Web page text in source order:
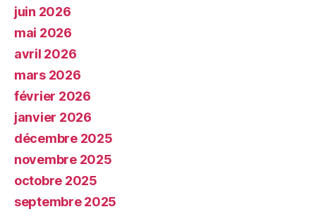
juin 2026
mai 2026
avril 2026
mars 2026
février 2026
janvier 2026
décembre 2025
novembre 2025
octobre 2025
septembre 2025